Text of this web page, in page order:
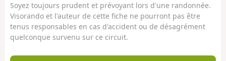
Soyez toujours prudent et prévoyant lors d'une randonnée.
Visorando et l'auteur de cette fiche ne pourront pas être
tenus responsables en cas d'accident ou de désagrément
quelconque survenu sur ce circuit.